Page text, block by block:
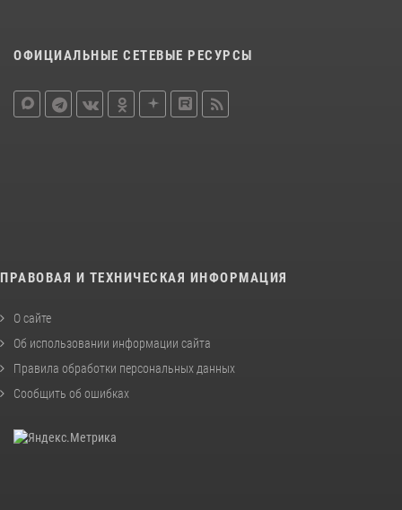
ОФИЦИАЛЬНЫЕ СЕТЕВЫЕ РЕСУРСЫ
ПРАВОВАЯ И ТЕХНИЧЕСКАЯ ИНФОРМАЦИЯ
О сайте
Об использовании информации сайта
Правила обработки персональных данных
Сообщить об ошибках